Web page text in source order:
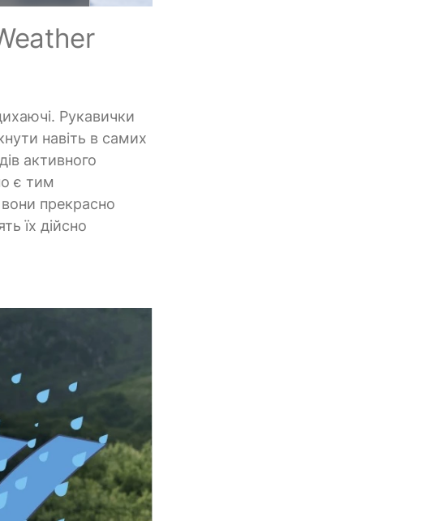
Рукавички
навіть в самих
активного
є тим
прекрасно
їх дійсно